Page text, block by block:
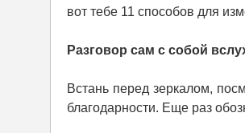
вот тебе 11 способов для
Разговор сам с собой
Встань перед зеркалом,
благодарности. Еще раз